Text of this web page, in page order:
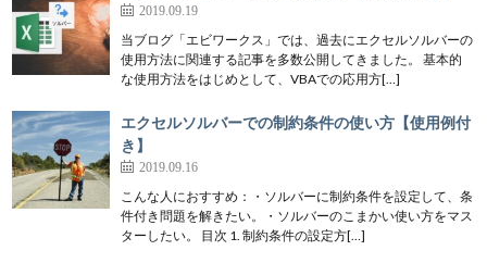
2019.09.19
当ブログ「エビワークス」では、過去にエクセルソルバーの
使用方法に関連する記事を多数公開してきました。 基本的
な使用方法をはじめとして、VBAでの応用方[…]
エクセルソルバーでの制約条件の使い方【使用例付
き】
2019.09.16
こんな人におすすめ：・ソルバーに制約条件を設定して、条
件付き問題を解きたい。・ソルバーのこまかい使い方をマス
ターしたい。 目次 1. 制約条件の設定方[…]